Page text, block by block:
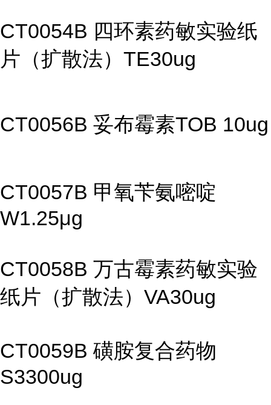
CT0054B 四环素药敏实验纸
片（扩散法）TE30ug
CT0056B 妥布霉素TOB 10ug
CT0057B 甲氧苄氨嘧啶
W1.25μg
CT0058B 万古霉素药敏实验
纸片（扩散法）VA30ug
CT0059B 磺胺复合药物
S3300ug